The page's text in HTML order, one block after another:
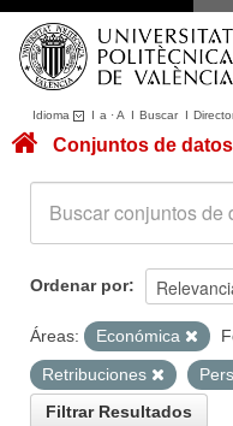
Idioma I a ·A I BuscarI
Conjuntos de datos
Acerca de
Portal de Transparencia
Conjuntos de datos
Ordenar por
Áreas: Económica
Retribuciones
Filtrar Resultados